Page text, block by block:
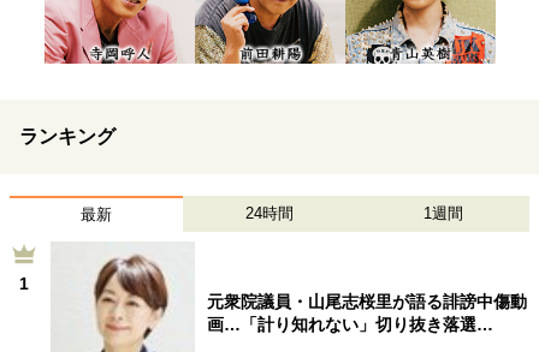
ランキング
最新 24時間 1週間
1
元衆院議員・山尾志桜里が語る誹謗中傷動
画…「計り知れない」切り抜き落選…